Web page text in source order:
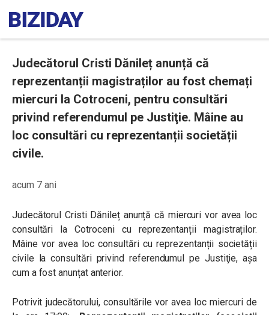
Judecătorul Cristi Dănileț anunță că
reprezentanții magistraților au fost chemați
miercuri la Cotroceni, pentru consultări
privind referendumul pe Justiţie. Mâine au
loc consultări cu reprezentanții societății
civile.
acum 7 ani
Judecătorul Cristi Dănileț anunță că miercuri vor avea loc
consultări la Cotroceni cu reprezentanții magistraților.
Mâine vor avea loc consultări cu reprezentanții societății
civile la consultări privind referendumul pe Justiţie, așa
cum a fost anunțat anterior.
Potrivit judecătorului, consultările vor avea loc miercuri de